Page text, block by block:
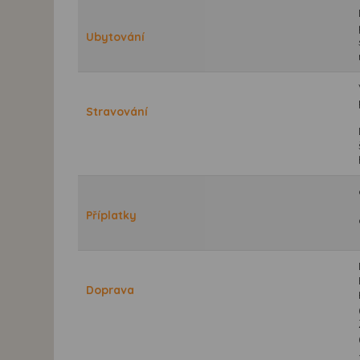
Ubytování
Stravování
Příplatky
Doprava